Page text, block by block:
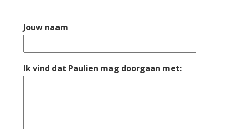
Jouw naam
Ik vind dat Paulien mag doorgaan met: